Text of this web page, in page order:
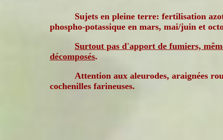
Sujets en pleine terre: fertilisation
phospho-potassique en mars, mai/juin et
Surtout pas d'apport de fumiers,
décomposés.
Attention aux aleurodes, araignées
cochenilles farineuses.